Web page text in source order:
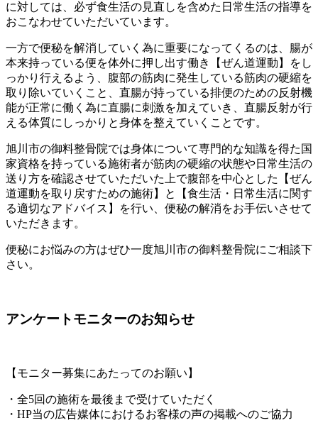
に対しては、必ず食生活の見直しを含めた日常生活の指導を
おこなわせていただいています。
一方で便秘を解消していく為に重要になってくるのは、腸が
本来持っている便を体外に押し出す働き【ぜん道運動】をし
っかり行えるよう、腹部の筋肉に発生している筋肉の硬縮を
取り除いていくこと、直腸が持っている排便のための反射機
能が正常に働く為に直腸に刺激を加えていき、直腸反射が行
える体質にしっかりと身体を整えていくことです。
旭川市の御料整骨院では身体について専門的な知識を得た国
家資格を持っている施術者が筋肉の硬縮の状態や日常生活の
送り方を確認させていただいた上で腹部を中心とした【ぜん
道運動を取り戻すための施術】と【食生活・日常生活に関す
る適切なアドバイス】を行い、便秘の解消をお手伝いさせて
いただきます。
便秘にお悩みの方はぜひ一度旭川市の御料整骨院にご相談下
さい。
アンケートモニターのお知らせ
【モニター募集にあたってのお願い】
・全5回の施術を最後まで受けていただく
・HP当の広告媒体におけるお客様の声の掲載へのご協力